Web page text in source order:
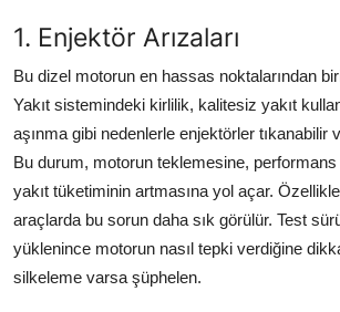
1. Enjektör Arızaları
Bu dizel motorun en hassas noktalarından
Yakıt sistemindeki kirlilik, kalitesiz yakıt
aşınma gibi nedenlerle enjektörler tıkanabilir
Bu durum, motorun teklemesine,
yakıt tüketiminin artmasına yol açar.
araçlarda bu sorun daha sık görülür. Test
yüklenince motorun nasıl tepki verdiğine
silkeleme varsa şüphelen.